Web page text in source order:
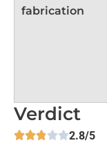
fabrication
Verdict
2.8/5